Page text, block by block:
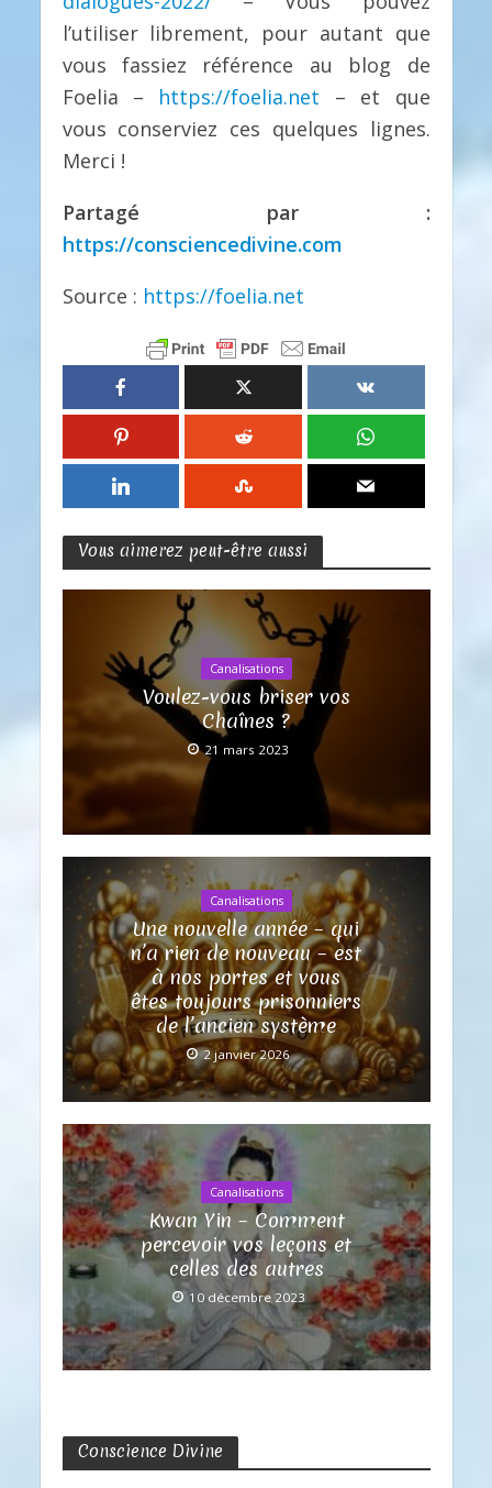
l’utiliser librement, pour autant que
vous fassiez référence au blog de
Foelia – https://foelia.net – et que
vous conserviez ces quelques lignes.
Merci !
Partagé par :
https://consciencedivine.com
Source : https://foelia.net
Vous aimerez peut-être aussi
Canalisations
Voulez-vous briser vos
Chaînes ?
21 mars 2023
Canalisations
Une nouvelle année – qui
n’a rien de nouveau – est
à nos portes et vous
êtes toujours prisonniers
de l’ancien système
2 janvier 2026
Canalisations
Kwan Yin – Comment
percevoir vos leçons et
celles des autres
10 décembre 2023
Conscience Divine